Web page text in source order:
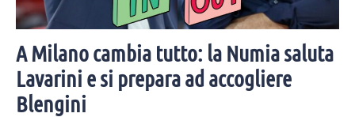
A Milano cambia tutto: la Numia saluta
Lavarini e si prepara ad accogliere
Blengini